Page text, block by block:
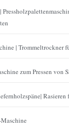
| Trommeltrockner
zum Pressen von
Rasieren